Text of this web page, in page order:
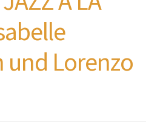
und Lorenzo